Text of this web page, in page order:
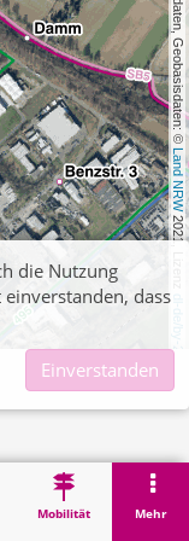
, Kartendaten, Geobasisdaten: ©
Land NRW
2021, Lizenz
dl-de/by-2-0
Mobilität Mehr
die Nutzung
dass
Einverstanden